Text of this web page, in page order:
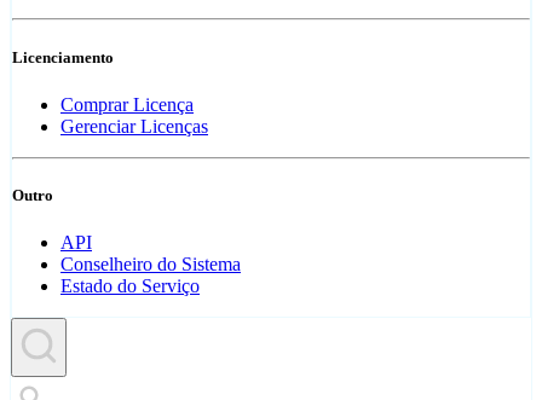
Licenciamento
Comprar Licença
Gerenciar Licenças
Outro
API
Conselheiro do Sistema
Estado do Serviço